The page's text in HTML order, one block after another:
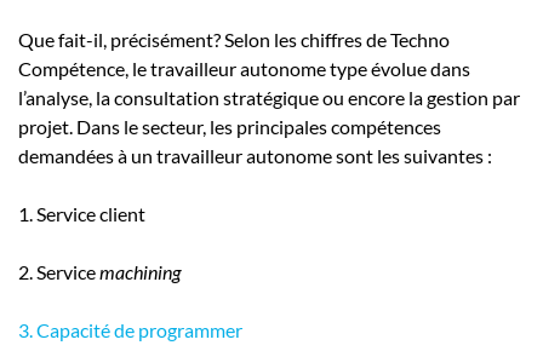
Que fait-il, précisément? Selon les chiffres de Techno
Compétence, le travailleur autonome type évolue dans
l’analyse, la consultation stratégique ou encore la gestion par
projet. Dans le secteur, les principales compétences
demandées à un travailleur autonome sont les suivantes :
1. Service client
2. Servicemachining
3. Capacité de programmer